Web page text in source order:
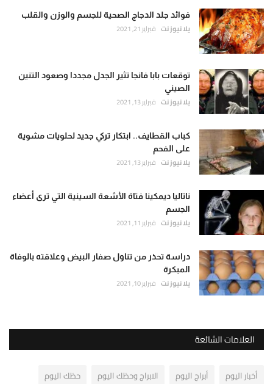
فوائد جلد الدجاج الصحية للجسم والوزن والقلب
يلا نيوز نت فبراير 21, 2021
توقعات بابا فانجا تثير الجدل مجددا وصعود التنين
الصيني
يلا نيوز نت فبراير 13, 2021
كباب القطايف.. ابتكار تركي جديد لحلويات مشوية
على الفحم
يلا نيوز نت فبراير 13, 2021
ناتاليا ديمكينا فتاة الأشعة السينية التي ترى أعضاء
الجسم
يلا نيوز نت فبراير 11, 2021
دراسة تحذر من تناول صفار البيض وعلاقته بالوفاة
المبكرة
يلا نيوز نت فبراير 10, 2021
العلامات الشائعة
أخبار اليوم أبراج اليوم الابراج وحظك اليوم
حظك اليوم